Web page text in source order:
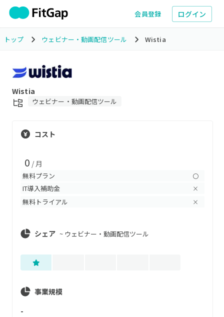
会員登録 ログイン
トップ ウェビナー・動画配信ツール Wistia
Wistia
ウェビナー・動画配信ツール
コスト
0 / 月
無料プラン 〇
IT導入補助金 ×
無料トライアル ×
シェア ~ ウェビナー・動画配信ツール
事業規模
-